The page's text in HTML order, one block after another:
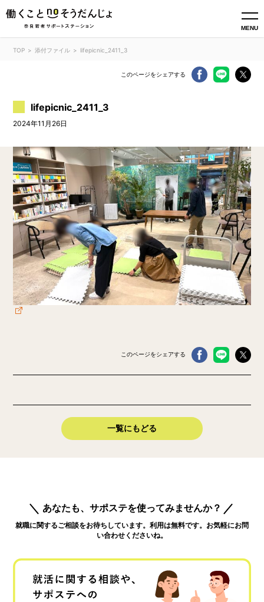
MENU
TOP 添付ファイル lifepicnic_2411_3
このページをシェアする
lifepicnic_2411_3
2024年11月26日
このページをシェアする
一覧にもどる
あなたも、サポステを使ってみませんか？
就職に関するご相談をお待ちしています。利用は無料です。お気軽にお問
い合わせくださいね。